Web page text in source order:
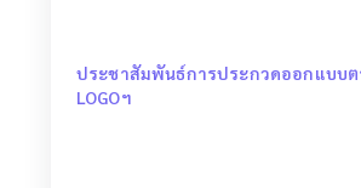
ประชาสัมพันธ์การประกวดออกแบบ
LOGOฯ